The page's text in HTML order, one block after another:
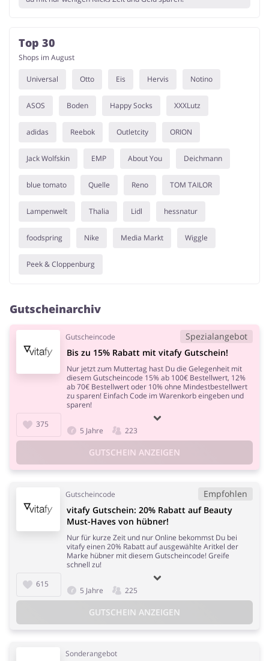
Top 30
Shops im August
Universal Otto Eis Hervis Notino
ASOS Boden Happy Socks XXXLutz
adidas Reebok Outletcity ORION
Jack Wolfskin EMP About You Deichmann
blue tomato Quelle Reno TOM TAILOR
Lampenwelt Thalia Lidl hessnatur
foodspring Nike Media Markt Wiggle
Peek & Cloppenburg
Gutscheinarchiv
Gutscheincode Spezialangebot
375
Bis zu 15% Rabatt mit vitafy Gutschein!
Nur jetzt zum Muttertag hast Du die Gelegenheit mit
diesem Gutscheincode 15% ab 100€ Bestellwert, 12%
ab 70€ Bestellwert oder 10% ohne Mindestbestellwert
zu sparen! Einfach Code im Warenkorb eingeben und
sparen!
5 Jahre 223
GUTSCHEIN ANZEIGEN
Gutscheincode Empfohlen
615
vitafy Gutschein: 20% Rabatt auf Beauty
Must-Haves von hübner!
Nur für kurze Zeit und nur Online bekommst Du bei
vitafy einen 20% Rabatt auf ausgewählte Aritkel der
Marke hübner mit diesem Gutscheincode! Greife
schnell zu!
5 Jahre 225
GUTSCHEIN ANZEIGEN
Sonderangebot